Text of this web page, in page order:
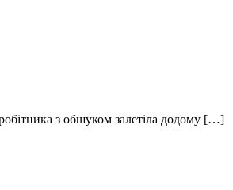
з обшуком залетіла додому […]